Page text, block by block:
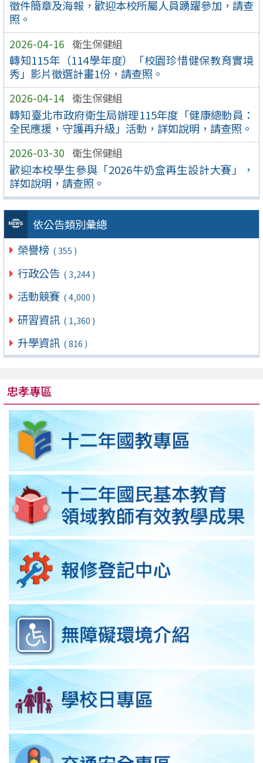
徵件簡章及海報，歡迎本校所屬人員踴躍參加，請查
照。
2026-04-16 衛生保健組
轉知115年（114學年度）「校園珍惜健保教育實境
秀」影片徵選計畫1份，請查照。
2026-04-14 衛生保健組
轉知臺北市政府衛生局辦理115年度「健康總動員：
全民應援，守護再升級」活動，詳如說明，請查照。
2026-03-30 衛生保健組
歡迎本校學生參與「2026牛奶盒再生設計大賽」，
詳如說明，請查照。
依公告類別彙總
榮譽榜 ( 355 )
行政公告 ( 3,244 )
活動競賽 ( 4,000 )
研習資訊 ( 1,360 )
升學資訊 ( 816 )
忠孝專區